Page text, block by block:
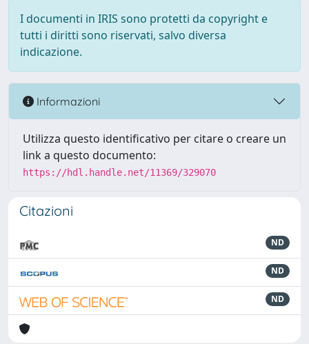
I documenti in IRIS sono protetti da copyright e
tutti i diritti sono riservati, salvo diversa
indicazione.
Informazioni
Utilizza questo identificativo per citare o creare un
link a questo documento:
https://hdl.handle.net/11369/329070
Citazioni
ND
ND
ND